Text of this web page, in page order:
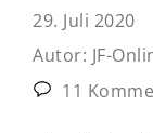
29. Juli 2020
Autor: JF-
11